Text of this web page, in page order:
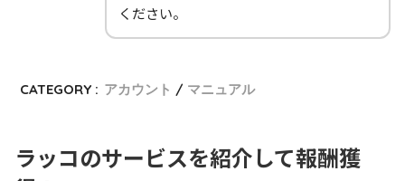
ください。
CATEGORY : アカウント マニュアル
ラッコのサービスを紹介して報酬獲